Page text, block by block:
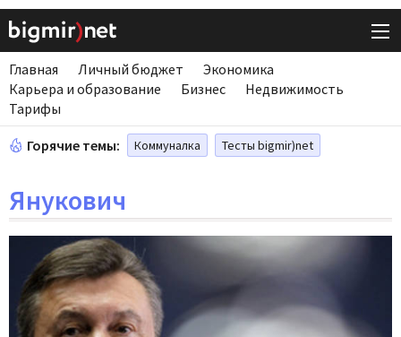
Главная Личный бюджет
Экономика
Карьера и образование
Бизнес
Недвижимость
Тарифы
Горячие темы: Коммуналка Тесты bigmir)net
Янукович